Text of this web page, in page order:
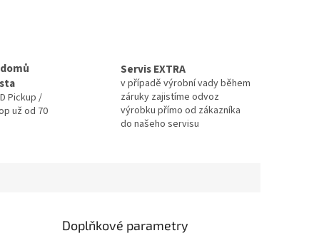
Pickup /
už od 70
Servis EXTRA
v případě výrobní vady během
záruky zajistíme odvoz
výrobku přímo od zákazníka
do našeho servisu
Doplňkové parametry